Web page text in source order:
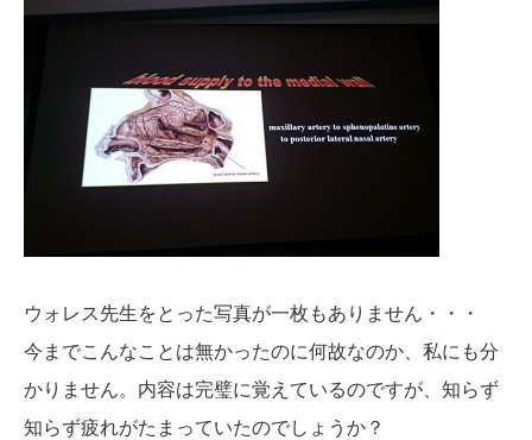
ウォレス先生をとった写真が一枚もありません・・・
今までこんなことは無かったのに何故なのか、私にも分
かりません。内容は完璧に覚えているのですが、知らず
知らず疲れがたまっていたのでしょうか？